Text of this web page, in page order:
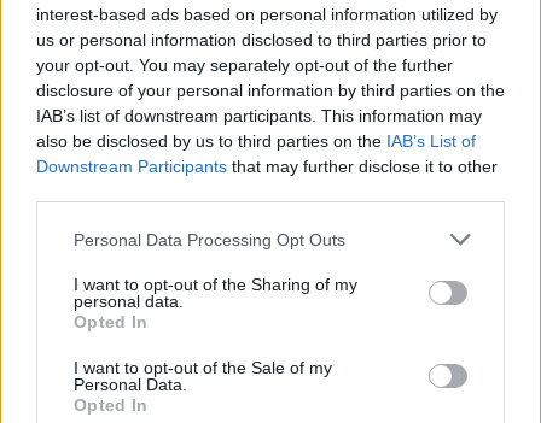
interest-based ads based on personal information utilized by
us or personal information disclosed to third parties prior to
your opt-out. You may separately opt-out of the further
disclosure of your personal information by third parties on the
IAB’s list of downstream participants. This information may
also be disclosed by us to third parties on the IAB’s List of
Downstream Participants that may further disclose it to other
Personal Data Processing Opt Outs
I want to opt-out of the Sharing of my
personal data.
Opted In
I want to opt-out of the Sale of my
Personal Data.
Opted In
ΕΛΛΑΔΑ
θερμοκρασία με ισχυρούς ανέμους
έως 8 μποφόρ